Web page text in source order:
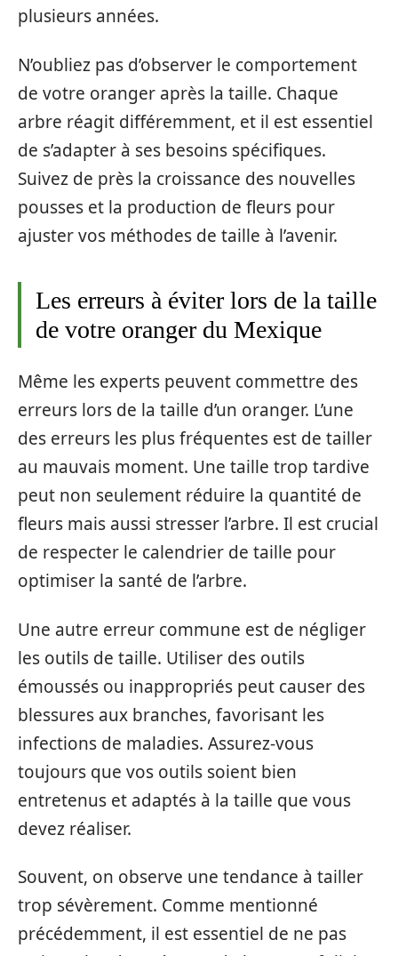
plusieurs années.
N’oubliez pas d’observer le comportement
de votre oranger après la taille. Chaque
arbre réagit différemment, et il est essentiel
de s’adapter à ses besoins spécifiques.
Suivez de près la croissance des nouvelles
pousses et la production de fleurs pour
ajuster vos méthodes de taille à l’avenir.
Les erreurs à éviter lors de la taille
de votre oranger du Mexique
Même les experts peuvent commettre des
erreurs lors de la taille d’un oranger. L’une
des erreurs les plus fréquentes est de tailler
au mauvais moment. Une taille trop tardive
peut non seulement réduire la quantité de
fleurs mais aussi stresser l’arbre. Il est crucial
de respecter le calendrier de taille pour
optimiser la santé de l’arbre.
Une autre erreur commune est de négliger
les outils de taille. Utiliser des outils
émoussés ou inappropriés peut causer des
blessures aux branches, favorisant les
infections de maladies. Assurez-vous
toujours que vos outils soient bien
entretenus et adaptés à la taille que vous
devez réaliser.
Souvent, on observe une tendance à tailler
trop sévèrement. Comme mentionné
précédemment, il est essentiel de ne pas